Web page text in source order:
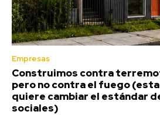
Empresas
Construimos contra
pero no contra el fuego
quiere cambiar el estándar
sociales)